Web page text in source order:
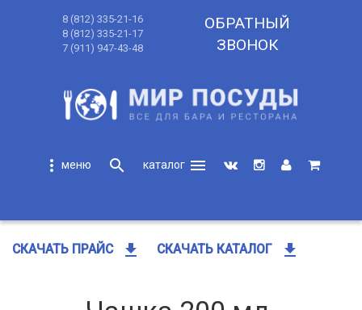
8 (812) 335-21-16
8 (812) 335-21-17
7 (911) 947-43-48
ОБРАТНЫЙ
ЗВОНОК
more_vert search
menu
СКАЧАТЬ ПРАЙС get_app СКАЧАТЬ КАТАЛОГ get_app